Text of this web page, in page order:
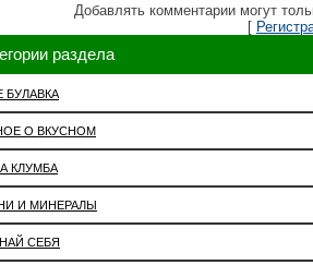
Добавлять комментарии могут
[
раздела
БУЛАВКА
О ВКУСНОМ
КЛУМБА
И МИНЕРАЛЫ
СЕБЯ